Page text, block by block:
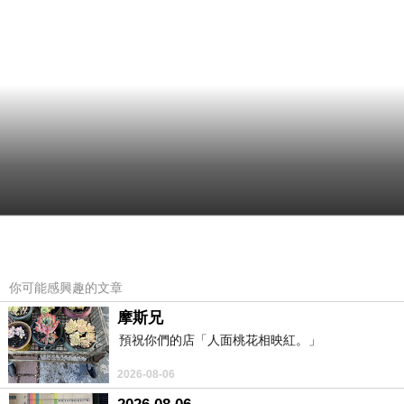
你可能感興趣的文章
摩斯兄
預祝你們的店「人面桃花相映紅。」
2026-08-06